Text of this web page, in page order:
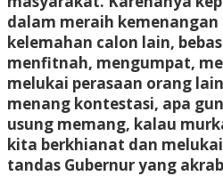
dalam meraih
kelemahan calon lain,
menfitnah, mengumpat,
melukai perasaan orang
menang kontestasi, apa
usung memang, kalau
kita berkhianat dan
tandas Gubernur yang